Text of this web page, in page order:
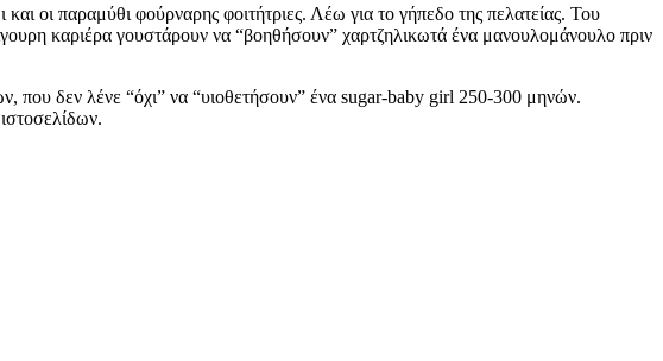
οι παραμύθι φούρναρης φοιτήτριες. Λέω για το γήπεδο της πελατείας. Του
καριέρα γουστάρουν να “βοηθήσουν” χαρτζηλικωτά ένα μανουλομάνουλο πριν
που δεν λένε “όχι” να “υιοθετήσουν” ένα sugar-baby girl 250-300 μηνών.